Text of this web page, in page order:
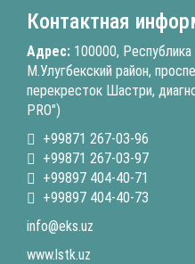
Контактная
Адрес: 100000,
М.Улугбекский район,
перекресток Шастри,
PRO")
+99871 267-03-96
+99871 267-03-97
+99897 404-40-71
+99897 404-40-73
info@eks.uz
www.lstk.uz